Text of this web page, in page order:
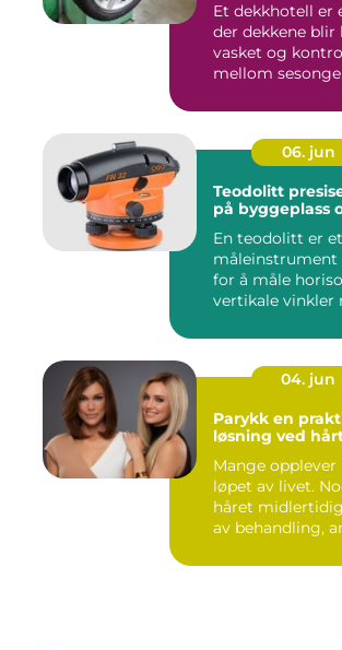
Et dekkhotell er
der dekkene blir
vasket og
mellom
06. jun
Teodolitt presise målinger
på byggeplass
En teodolitt er et
måleinstrument
for å måle
vertikale vinkler
04. jun
Parykk en praktisk og trygg
løsning ved
Mange opplever
løpet av livet.
håret
av behandling,